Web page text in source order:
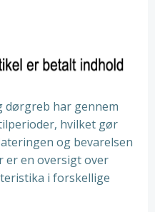
dørgreb har gennem
hvilket gør
og bevarelsen
er en oversigt over
i forskellige